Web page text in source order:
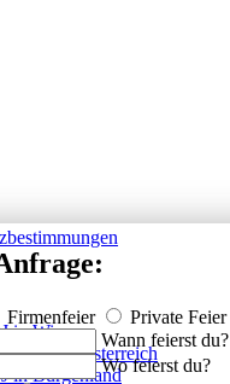
in Wien
in Niederösterreich
in Burgenland
Firmenfeier Private Feier
Wann feierst du?
Wo feierst du?